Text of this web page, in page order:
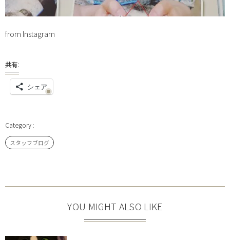
from Instagram
共有:
シェア
スタッフブログ
YOU MIGHT ALSO LIKE